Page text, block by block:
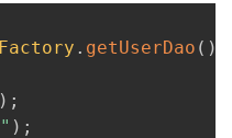
. getUserDao ( )
) ;
) ;